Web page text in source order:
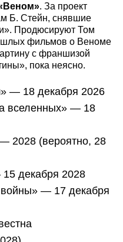
. За проект
Б. Стейн, снявшие
Продюсируют Том
фильмов о Веноме
с франшизой
пока неясно.
— 18 декабря 2026
вселенных» — 18
2028 (вероятно, 28
декабря 2028
— 17 декабря